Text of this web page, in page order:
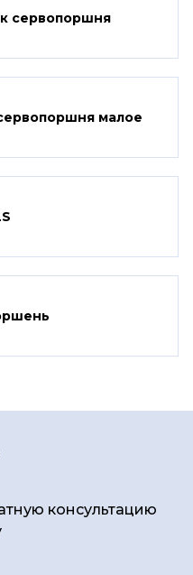
сервопоршня
малое
консультацию